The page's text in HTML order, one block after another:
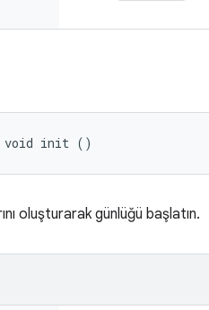
void init ()
oluşturarak günlüğü başlatın.